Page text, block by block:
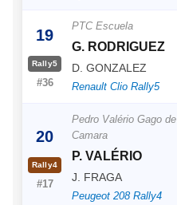
19
Rally5
#36
PTC Escuela
G. RODRIGUEZ
D. GONZALEZ
Renault Clio Rally5
20
Rally4
#17
Pedro Valério Gago de
Camara
P. VALÉRIO
J. FRAGA
Peugeot 208 Rally4